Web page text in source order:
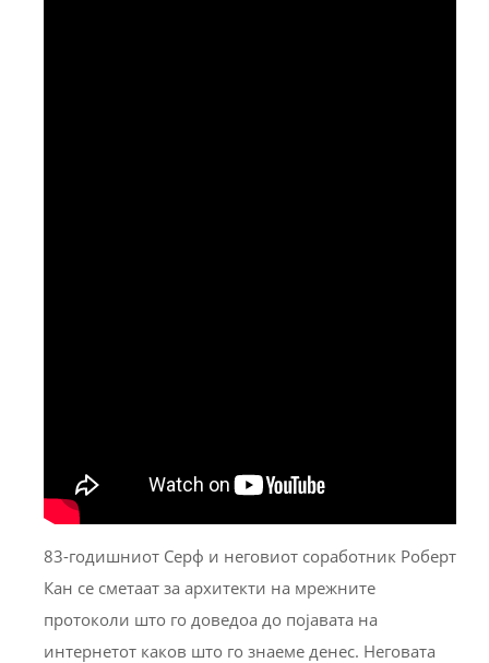
83-годишниот Серф и неговиот соработник Роберт
Кан се сметаат за архитекти на мрежните
протоколи што го доведоа до појавата на
интернетот каков што го знаеме денес. Неговата